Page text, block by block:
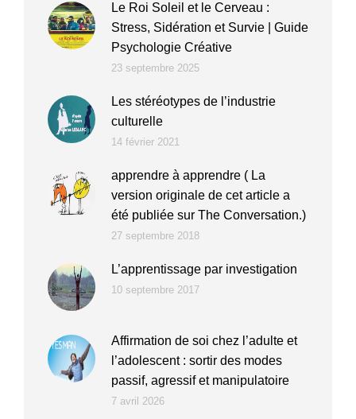
Le Roi Soleil et le Cerveau :
Stress, Sidération et Survie | Guide
Psychologie Créative
23 septembre 2025
Les stéréotypes de l’industrie
culturelle
14 février 2021
apprendre à apprendre ( La
version originale de cet article a
été publiée sur The Conversation.)
27 septembre 2018
L’apprentissage par investigation
10 septembre 2017
Affirmation de soi chez l’adulte et
l’adolescent : sortir des modes
passif, agressif et manipulatoire
7 avril 2026